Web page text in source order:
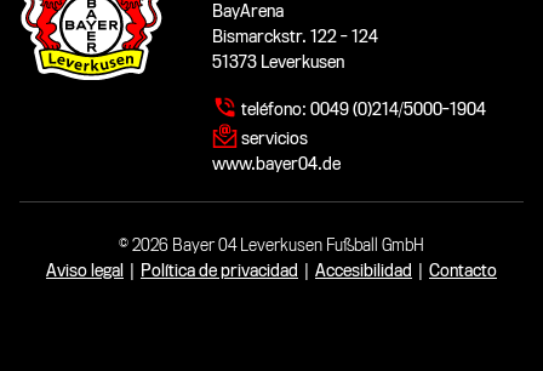
BayArena
Bismarckstr. 122 - 124
51373 Leverkusen
teléfono: 0049 (0)214/5000-1904
servicios
www.bayer04.de
© 2026 Bayer 04 Leverkusen Fußball GmbH
Aviso legal
Política de privacidad Accesibilidad Contacto